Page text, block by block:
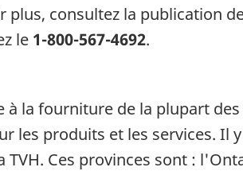
plus, consultez la publication
le 1-800-567-4692.
la fourniture de la plupart
les produits et les services. Il
Ces provinces sont :